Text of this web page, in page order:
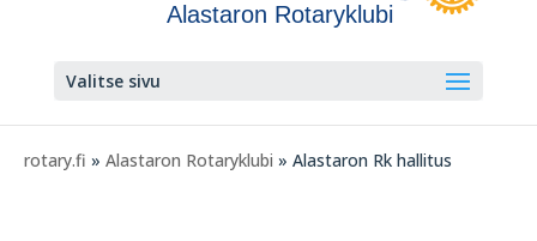
Alastaron Rotaryklubi
Valitse sivu
rotary.fi » Alastaron Rotaryklubi » Alastaron Rk hallitus